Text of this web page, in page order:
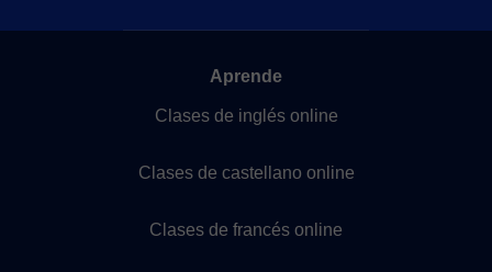
Aprende
Clases de inglés online
Clases de castellano online
Clases de francés online